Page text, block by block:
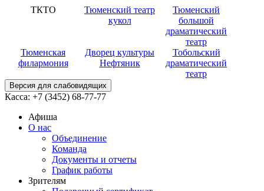
ТКТО
Тюменский театр
кукол
Тюменский
большой
драматический
театр
Тюменская
филармония
Дворец культуры
Нефтяник
Тобольский
драматический
театр
Версия для слабовидящих
Касса: +7 (3452) 68-77-77
Афиша
О нас
Объединение
Команда
Документы и отчеты
График работы
Зрителям